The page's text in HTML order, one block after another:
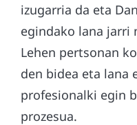
izugarria da eta
egindako lana jarri
Lehen pertsonan
den bidea eta lana
profesionalki egin
prozesua.